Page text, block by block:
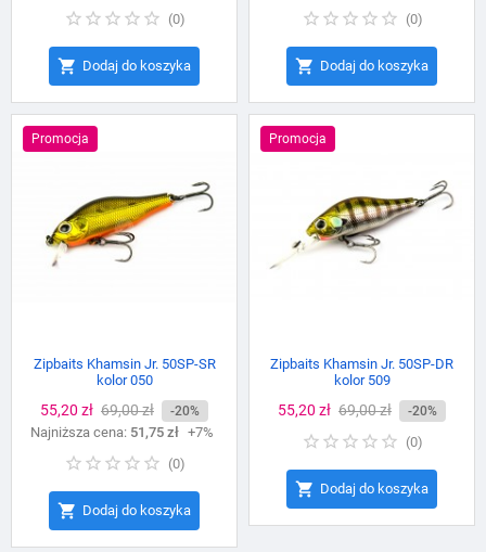
podstawowa
(0)
 Dodaj do koszyka
podstawowa
(0)
 Dodaj do koszyka
Promocja
Zipbaits Khamsin Jr. 50SP-SR
kolor 050
Cena
55,20 zł Cena
podstawowa
69,00 zł -20%
Najniższa cena: 51,75 zł +7%
(0)
 Dodaj do koszyka
Promocja
Zipbaits Khamsin Jr. 50SP-DR
kolor 509
Cena
55,20 zł Cena
podstawowa
69,00 zł -20%
(0)
 Dodaj do koszyka